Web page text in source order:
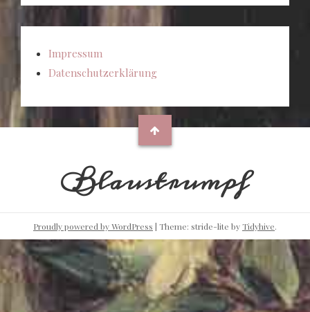
Impressum
Datenschutzerklärung
Blaustrumpf
Proudly powered by WordPress | Theme: stride-lite byTidyhive.